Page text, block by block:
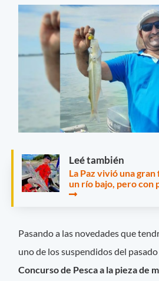
Leé también
La Paz vivió una
un río bajo, pero con
Pasando a las novedades que
uno de los suspendidos del
Concurso de Pesca a la pieza de